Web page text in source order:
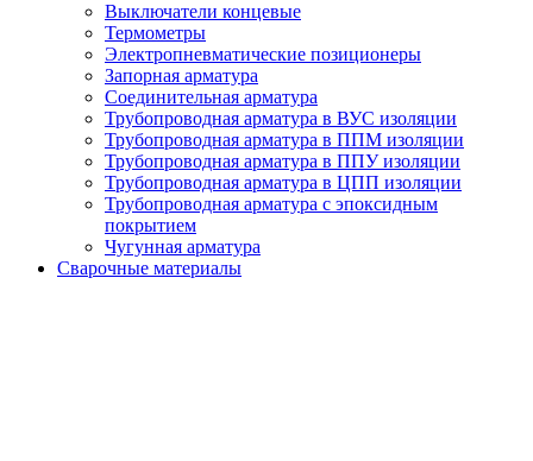
Выключатели концевые
Термометры
Электропневматические позиционеры
Запорная арматура
Соединительная арматура
Трубопроводная арматура в ВУС изоляции
Трубопроводная арматура в ППМ изоляции
Трубопроводная арматура в ППУ изоляции
Трубопроводная арматура в ЦПП изоляции
Трубопроводная арматура с эпоксидным
покрытием
Чугунная арматура
Сварочные материалы